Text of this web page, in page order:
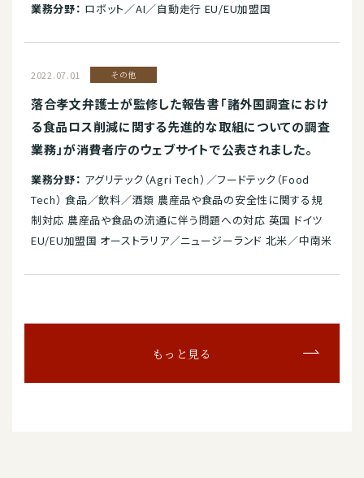
業務分野： ロボット／AI／自動走行 EU/EU加盟国
2022.07.01 その他
落合孝文弁護士が監修した報告書「諸外国調査におけ
る食品ロス削減に関する先進的な取組についての調査
業務」が消費者庁のウェブサイトで公表されました。
業務分野： アグリテック（Agri Tech）／フードテック（Food
Tech） 食品／飲料／酒類 農産品や食品の安全性に関する規
制対応 農産品や食品の流通に伴う問題への対応 英国 ドイツ
EU/EU加盟国 オーストラリア／ニュージーランド 北米／中南米
もっと見る